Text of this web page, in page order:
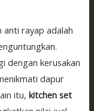
anti rayap adalah
dengan kerusakan
dapur
itu,kitchen set